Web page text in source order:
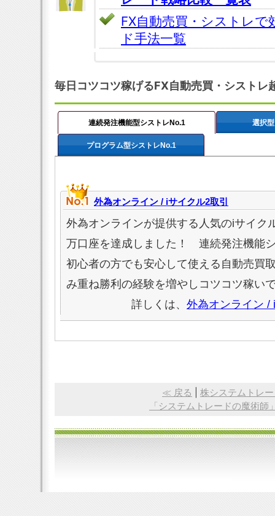
FX自動売買・シストレで
ド手法一覧
毎日コツコツ稼げるFX自動売買・シストレ
連続発注機能型シストレNo.1 選択
プログラム型シストレNo.1
外為オンライン / iサイクル2取引
外為オンラインが提供する人気のiサイク
万口座を達成しました！ 連続発注機能
初心者の方でも安心して使える自動売買
み重ね勝利の経験を増やしコツコツ稼い
詳しくは、 外為オンライン /
≪ 戻る
株システムトレ
「システムトレードの魔術師